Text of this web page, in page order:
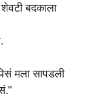
बदकाला
मला सापडली